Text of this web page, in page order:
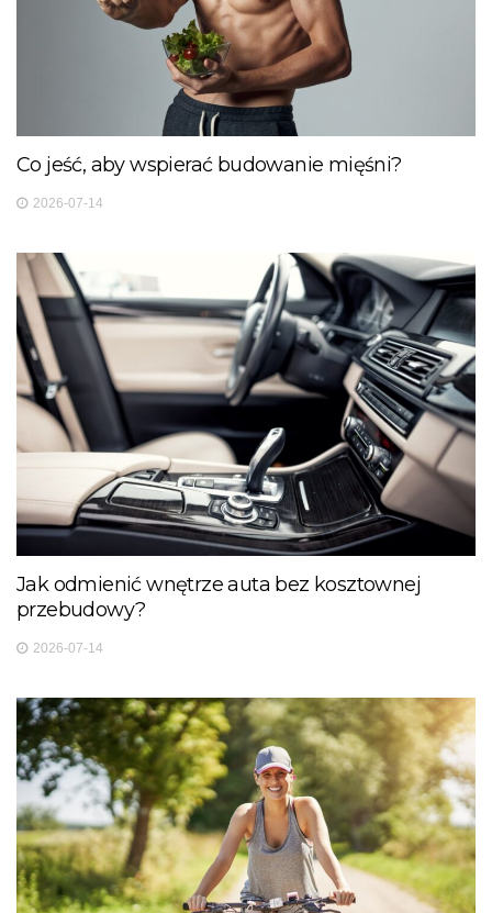
Co jeść, aby wspierać budowanie mięśni?
2026-07-14
Jak odmienić wnętrze auta bez kosztownej
przebudowy?
2026-07-14